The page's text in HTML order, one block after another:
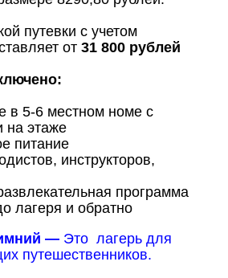
путевки с учетом
от 31 800 рублей
в 5-6 местном номе с
на этаже
питание
инструкторов,
программа
лагеря и обратно
— Это лагерь для
путешественников.